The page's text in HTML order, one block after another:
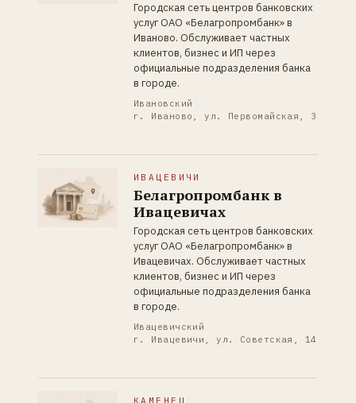
Городская сеть центров банковских
услуг ОАО «Белагропромбанк» в
Иваново. Обслуживает частных
клиентов, бизнес и ИП через
официальные подразделения банка
в городе.
Ивановский
г. Иваново, ул. Первомайская, 3
ИВАЦЕВИЧИ
Белагропромбанк в
Ивацевичах
Городская сеть центров банковских
услуг ОАО «Белагропромбанк» в
Ивацевичах. Обслуживает частных
клиентов, бизнес и ИП через
официальные подразделения банка
в городе.
Ивацевичский
г. Ивацевичи, ул. Советская, 14
КАМЕНЕЦ